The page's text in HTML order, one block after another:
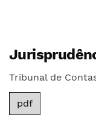
Tribunal de
pdf